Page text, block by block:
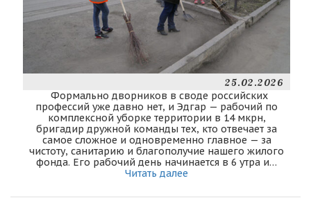
25.02.2026
Формально дворников в своде российских
профессий уже давно нет, и Эдгар — рабочий по
комплексной уборке территории в 14 мкрн,
бригадир дружной команды тех, кто отвечает за
самое сложное и одновременно главное — за
чистоту, санитарию и благополучие нашего жилого
фонда. Его рабочий день начинается в 6 утра и…
Читать далее